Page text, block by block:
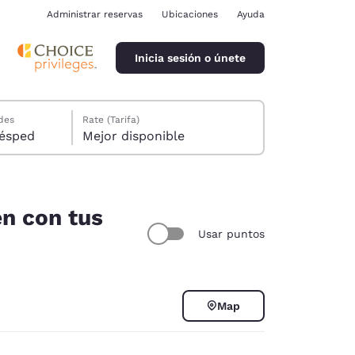
Administrar reservas Ubicaciones Ayuda
Inicia sesión o únete
1 huésped
Rate (Tarifa)
Mejor disponible
con tus
Usar puntos
Map